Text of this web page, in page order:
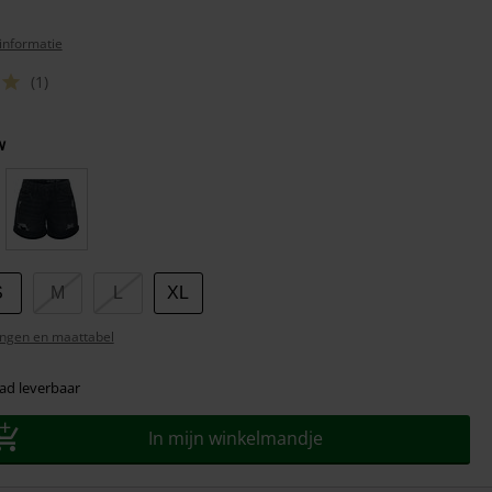
(1)
M XL
en maattabel
leverbaar
In mijn winkelmandje